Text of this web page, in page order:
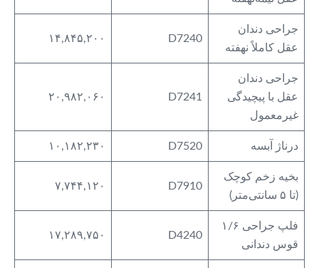
جراحی دندان
عقل کاملاً نهفته
D7240 ۱۴,۸۴۵,۲۰۰
جراحی دندان
عقل با پیچیدگی
غیرمعمول
D7241 ۲۰,۹۸۲,۰۶۰
درناژ آبسه D7520 ۱۰,۱۸۲,۲۳۰
بخیه زخم کوچک
(تا ۵ سانتی‌متر)
D7910 ۷,۷۴۴,۱۲۰
فلپ جراحی ۱/۶
قوس دندانی
D4240 ۱۷,۲۸۹,۷۵۰